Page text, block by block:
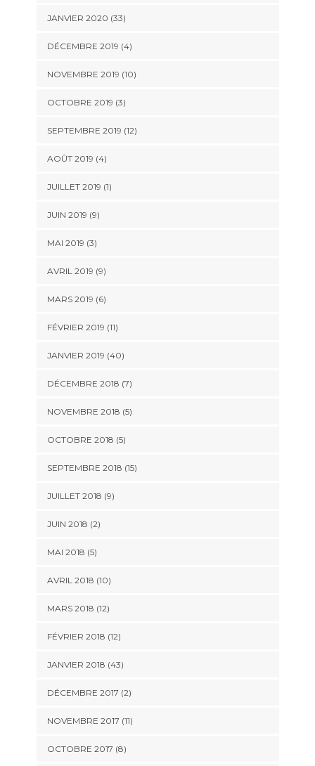
JANVIER 2020 (33)
DÉCEMBRE 2019 (4)
NOVEMBRE 2019 (10)
OCTOBRE 2019 (3)
SEPTEMBRE 2019 (12)
AOÛT 2019 (4)
JUILLET 2019 (1)
JUIN 2019 (9)
MAI 2019 (3)
AVRIL 2019 (9)
MARS 2019 (6)
FÉVRIER 2019 (11)
JANVIER 2019 (40)
DÉCEMBRE 2018 (7)
NOVEMBRE 2018 (5)
OCTOBRE 2018 (5)
SEPTEMBRE 2018 (15)
JUILLET 2018 (9)
JUIN 2018 (2)
MAI 2018 (5)
AVRIL 2018 (10)
MARS 2018 (12)
FÉVRIER 2018 (12)
JANVIER 2018 (43)
DÉCEMBRE 2017 (2)
NOVEMBRE 2017 (11)
OCTOBRE 2017 (8)